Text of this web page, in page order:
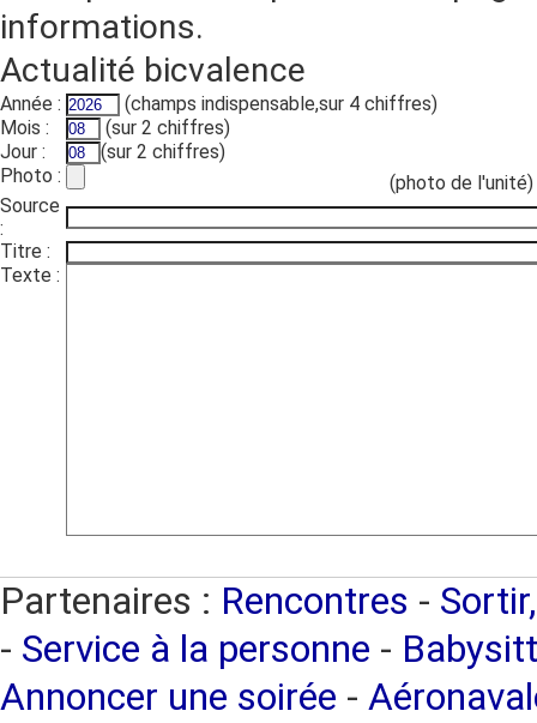
informations.
Actualité bicvalence
Année :
(champs indispensable,sur 4 chiffres)
Mois :
(sur 2 chiffres)
Jour :
(sur 2 chiffres)
Photo :
(photo de l'unité)
Source
:
Titre :
Texte :
Partenaires : Rencontres -
- Service à la personne -
Annoncer une soirée -